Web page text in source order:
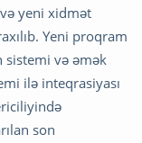
yeni xidmət
Yeni proqram
sistemi və əmək
ilə inteqrasiyası
son